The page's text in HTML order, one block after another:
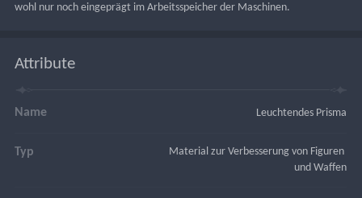
wohl nur noch eingeprägt im Arbeitsspeicher der Maschinen.
Attribute
Name Leuchtendes Prisma
Typ
Material zur Verbesserung von Figuren
und Waffen